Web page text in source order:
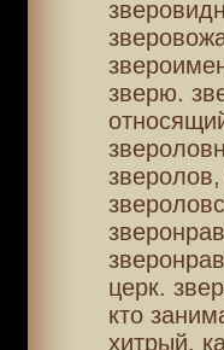
зверю.
церк.
кто
хитрый,